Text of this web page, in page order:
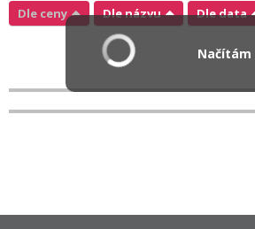
Dle ceny Dle názvu Dle data